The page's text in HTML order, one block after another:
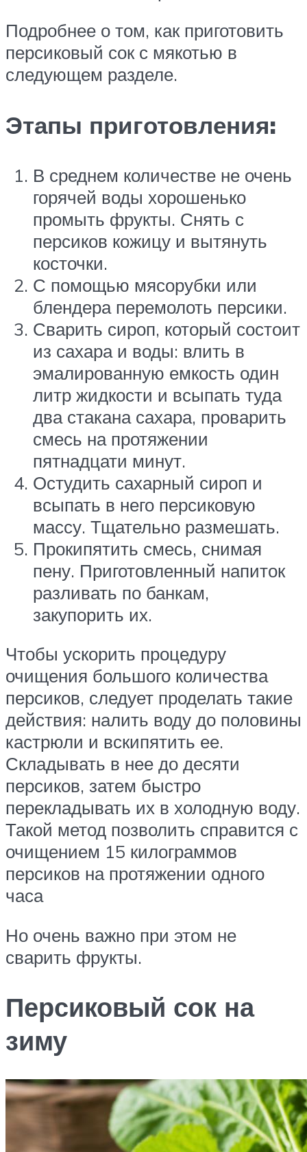
Подробнее о том, как приготовить
персиковый сок с мякотью в
следующем разделе.
Этапы приготовления:
В среднем количестве не очень
горячей воды хорошенько
промыть фрукты. Снять с
персиков кожицу и вытянуть
косточки.
С помощью мясорубки или
блендера перемолоть персики.
Сварить сироп, который состоит
из сахара и воды: влить в
эмалированную емкость один
литр жидкости и всыпать туда
два стакана сахара, проварить
смесь на протяжении
пятнадцати минут.
Остудить сахарный сироп и
всыпать в него персиковую
массу. Тщательно размешать.
Прокипятить смесь, снимая
пену. Приготовленный напиток
разливать по банкам,
закупорить их.
Чтобы ускорить процедуру
очищения большого количества
персиков, следует проделать такие
действия: налить воду до половины
кастрюли и вскипятить ее.
Складывать в нее до десяти
персиков, затем быстро
перекладывать их в холодную воду.
Такой метод позволить справится с
очищением 15 килограммов
персиков на протяжении одного
часа
Но очень важно при этом не
сварить фрукты.
Персиковый сок на
зиму